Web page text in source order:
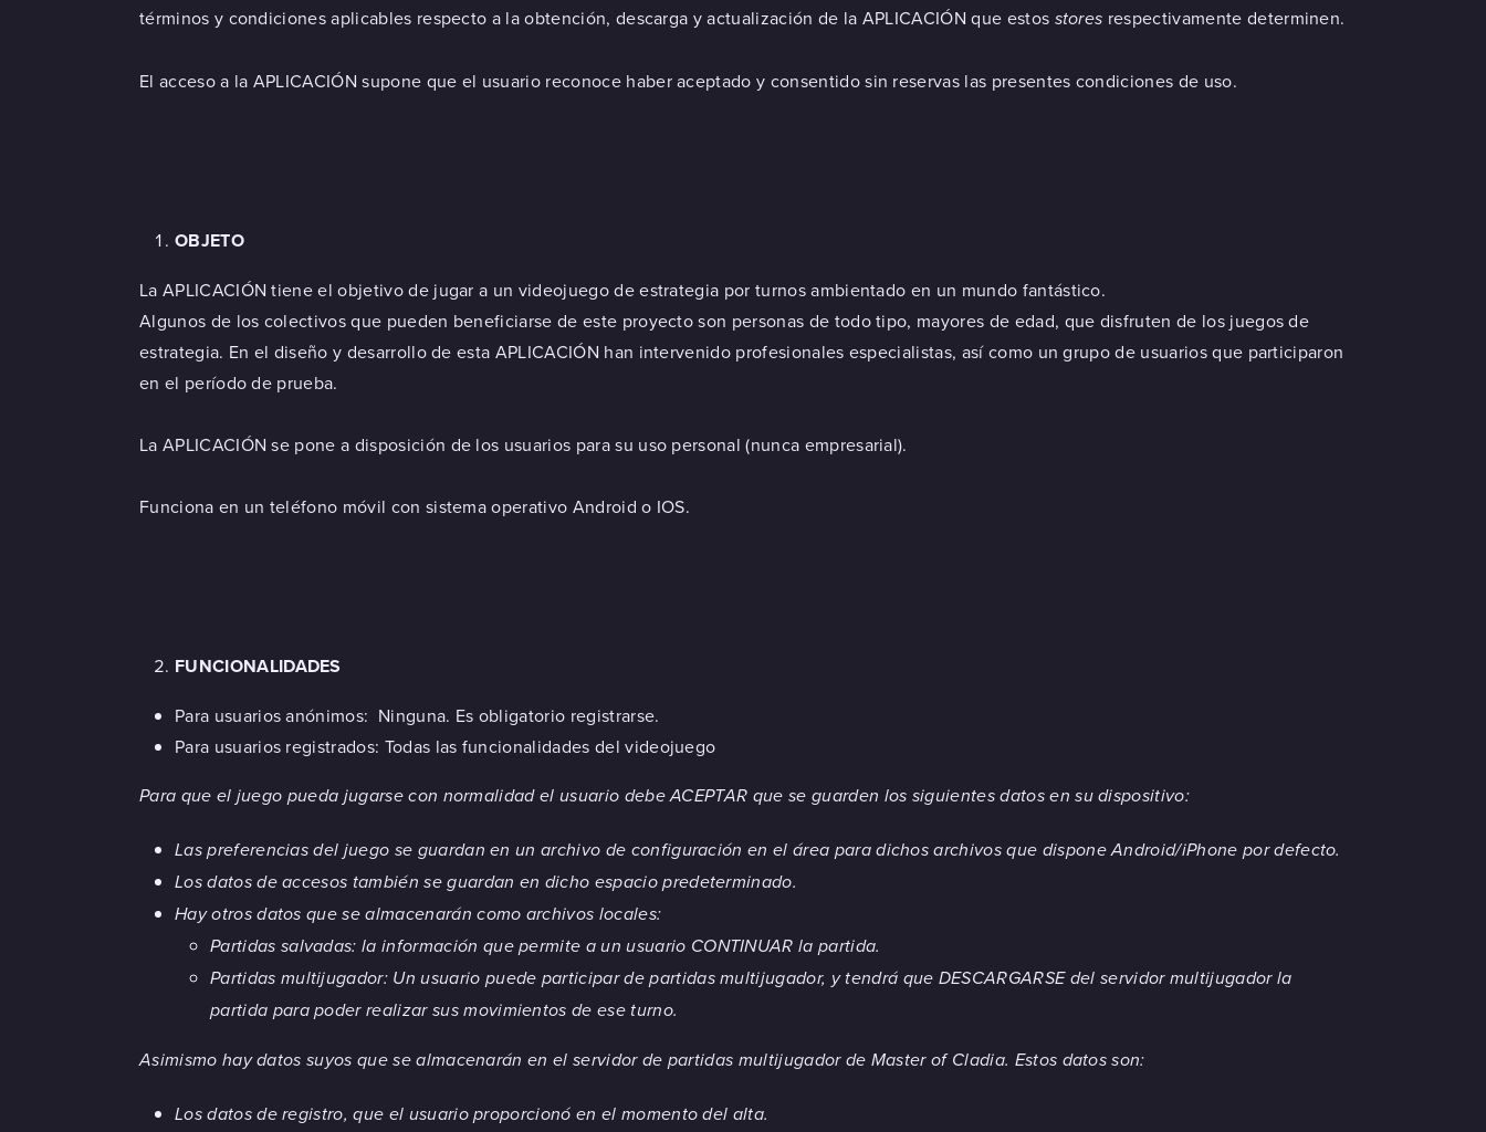
términos y condiciones aplicables respecto a la obtención, descarga y actualización de la APLICACIÓN que estos stores respectivamente determinen.
El acceso a la APLICACIÓN supone que el usuario reconoce haber aceptado y consentido sin reservas las presentes condiciones de uso.
OBJETO
La APLICACIÓN tiene el objetivo de jugar a un videojuego de estrategia por turnos ambientado en un mundo fantástico.
Algunos de los colectivos que pueden beneficiarse de este proyecto son personas de todo tipo, mayores de edad, que disfruten de los juegos de
estrategia. En el diseño y desarrollo de esta APLICACIÓN han intervenido profesionales especialistas, así como un grupo de usuarios que participaron
en el período de prueba.
La APLICACIÓN se pone a disposición de los usuarios para su uso personal (nunca empresarial).
Funciona en un teléfono móvil con sistema operativo Android o IOS.
FUNCIONALIDADES
Para usuarios anónimos: Ninguna. Es obligatorio registrarse.
Para usuarios registrados: Todas las funcionalidades del videojuego
Para que el juego pueda jugarse con normalidad el usuario debe ACEPTAR que se guarden los siguientes datos en su dispositivo:
Las preferencias del juego se guardan en un archivo de configuración en el área para dichos archivos que dispone Android/iPhone por defecto.
Los datos de accesos también se guardan en dicho espacio predeterminado.
Hay otros datos que se almacenarán como archivos locales:
Partidas salvadas: la información que permite a un usuario CONTINUAR la partida.
Partidas multijugador: Un usuario puede participar de partidas multijugador, y tendrá que DESCARGARSE del servidor multijugador la
partida para poder realizar sus movimientos de ese turno.
Asimismo hay datos suyos que se almacenarán en el servidor de partidas multijugador de Master of Cladia. Estos datos son:
Los datos de registro, que el usuario proporcionó en el momento del alta.